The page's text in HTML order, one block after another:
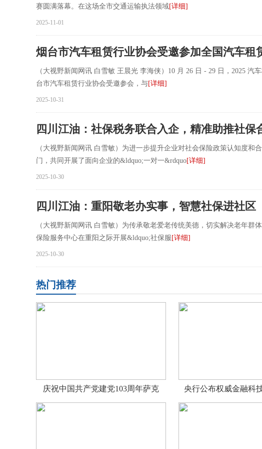
赛圆满落幕。在这场全市交通运输执法领域[详细]
2025-11-01
烟台市汽车租赁行业协会受邀参加全国汽车租
（大视野新闻网讯 白雪敏 王晨光 李海侠）10 月 26 日 - 29 日，2025
台市汽车租赁行业协会受邀参会，与[详细]
2025-10-31
四川江油：社保税务联合入企，精准助推社保
（大视野新闻网讯 白雪敏）为进一步提升企业对社会保险政策认知度
门，共同开展了面向企业的&ldquo;一对一&rdquo[详细]
2025-10-30
四川江油：重阳敬老办实事，智慧社保进社区
（大视野新闻网讯 白雪敏）为传承敬老爱老传统美德，切实解决老年群
保险服务中心在重阳之际开展&ldquo;社保服 [详细]
2025-10-30
热门推荐
庆祝中国共产党建党103周年萨克 央行公布权威金融科